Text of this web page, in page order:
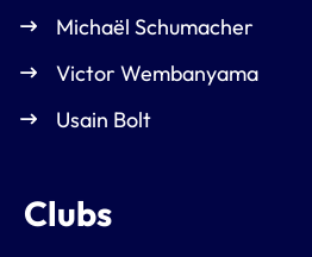
Michaël Schumacher
Victor Wembanyama
Usain Bolt
Clubs